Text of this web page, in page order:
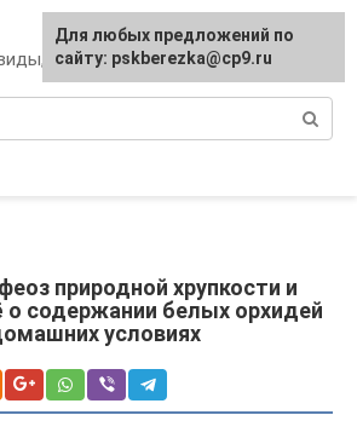
выращивание, уход
природной хрупкости и
о содержании белых орхидей
условиях
Для любых предложений по
сайту: pskberezka@cp9.ru